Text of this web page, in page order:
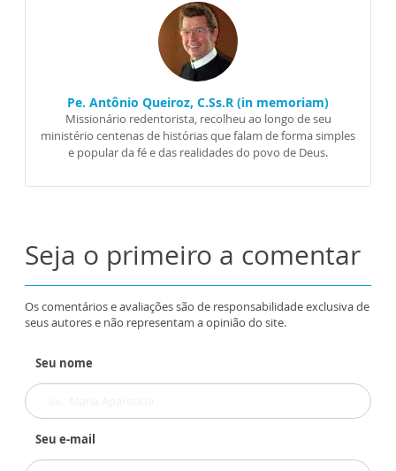
Pe. Antônio Queiroz, C.Ss.R (in memoriam)
Missionário redentorista, recolheu ao longo de seu
ministério centenas de histórias que falam de forma simples
e popular da fé e das realidades do povo de Deus.
Seja o primeiro a comentar
Os comentários e avaliações são de responsabilidade exclusiva de
seus autores e não representam a opinião do site.
Seu nome
Seu e-mail